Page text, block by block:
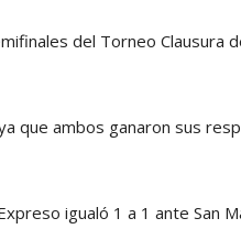
del Torneo Clausura
que ambos ganaron sus
igualó 1 a 1 ante San